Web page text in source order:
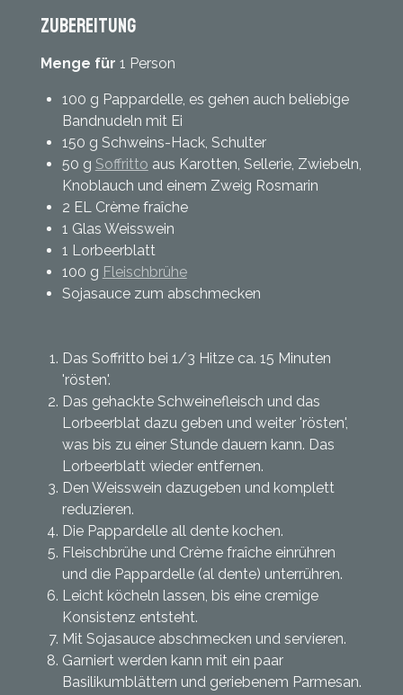
Zubereitung
Menge für 1 Person
100 g Pappardelle, es gehen auch beliebige
Bandnudeln mit Ei
150 g Schweins-Hack, Schulter
50 g Soffritto aus Karotten, Sellerie, Zwiebeln,
Knoblauch und einem Zweig Rosmarin
2 EL Crème fraîche
1 Glas Weisswein
1 Lorbeerblatt
100 g Fleischbrühe
Sojasauce zum abschmecken
Das Soffritto bei 1/3 Hitze ca. 15 Minuten
'rösten'.
Das gehackte Schweinefleisch und das
Lorbeerblat dazu geben und weiter 'rösten',
was bis zu einer Stunde dauern kann. Das
Lorbeerblatt wieder entfernen.
Den Weisswein dazugeben und komplett
reduzieren.
Die Pappardelle all dente kochen.
Fleischbrühe und Crème fraîche einrühren
und die Pappardelle (al dente) unterrühren.
Leicht köcheln lassen, bis eine cremige
Konsistenz entsteht.
Mit Sojasauce abschmecken und servieren.
Garniert werden kann mit ein paar
Basilikumblättern und geriebenem Parmesan.